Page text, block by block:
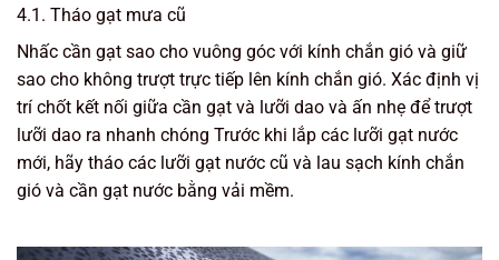
4.1. Tháo gạt mưa cũ
Nhấc cần gạt sao cho vuông góc với kính chắn gió và giữ
sao cho không trượt trực tiếp lên kính chắn gió. Xác định vị
trí chốt kết nối giữa cần gạt và lưỡi dao và ấn nhẹ để trượt
lưỡi dao ra nhanh chóng Trước khi lắp các lưỡi gạt nước
mới, hãy tháo các lưỡi gạt nước cũ và lau sạch kính chắn
gió và cần gạt nước bằng vải mềm.